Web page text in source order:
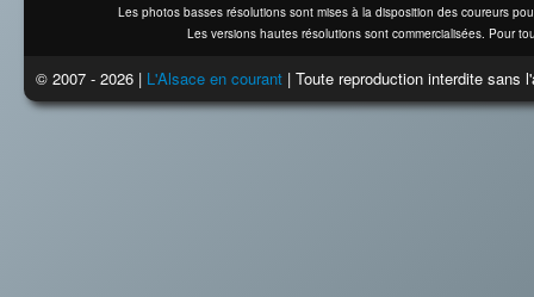
Les photos basses résolutions sont mises à la disposition des coureurs
Les versions hautes résolutions sont commercialisées. Pour
© 2007 - 2026 | L'Alsace en courant | Toute reproduction interdite sans